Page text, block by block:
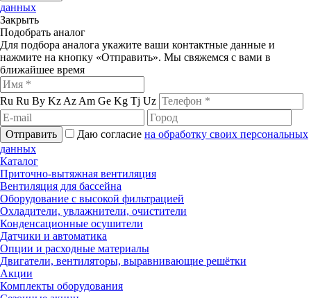
данных
Закрыть
Подобрать аналог
Для подбора аналога укажите ваши контактные данные и
нажмите на кнопку «Отправить». Мы свяжемся с вами в
ближайшее время
Ru Ru By Kz Az Am Ge Kg Tj Uz
Отправить Даю согласие на обработку своих персональных
данных
Каталог
Приточно-вытяжная вентиляция
Вентиляция для бассейна
Оборудование с высокой фильтрацией
Охладители, увлажнители, очистители
Конденсационные осушители
Датчики и автоматика
Опции и расходные материалы
Двигатели, вентиляторы, выравнивающие решётки
Акции
Комплекты оборудования